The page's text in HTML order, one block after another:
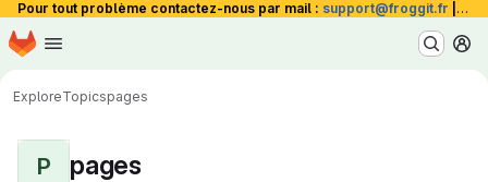
Pour tout problème contactez-nous par mail : support@froggit.fr La
Skip to main content
Homepage
ExploreTopicspages
P pages